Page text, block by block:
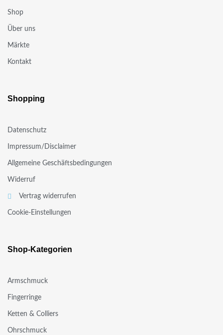
Shop
Über uns
Märkte
Kontakt
Shopping
Datenschutz
Impressum/Disclaimer
Allgemeine Geschäftsbedingungen
Widerruf
Vertrag widerrufen
Cookie-Einstellungen
Shop-Kategorien
Armschmuck
Fingerringe
Ketten & Colliers
Ohrschmuck